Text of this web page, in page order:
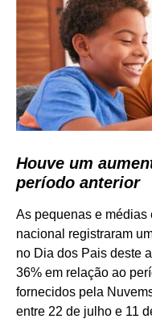
Houve um
período anterior
As pequenas e médias
nacional registraram
no Dia dos Pais deste
36% em relação ao
fornecidos pela
entre 22 de julho e 11